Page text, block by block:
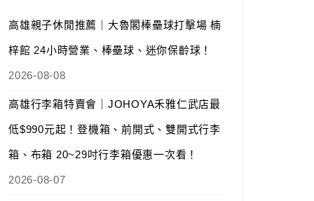
高雄親子休閒推薦｜大魯閣棒壘球打擊場 楠
梓館 24小時營業、棒壘球、迷你保齡球！
2026-08-08
高雄行李箱特賣會｜JOHOYA禾雅仁武店最
低$990元起！登機箱、前開式、雙開式行李
箱、布箱 20~29吋行李箱優惠一次看！
2026-08-07